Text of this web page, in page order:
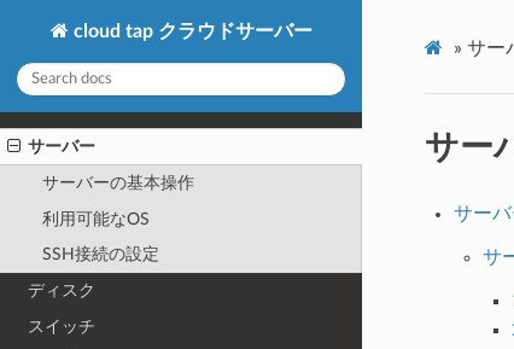
cloud tap クラウドサーバー
サーバー
サーバーの基本操作
利用可能なOS
SSH接続の設定
ディスク
スイッチ
» サー
サー
サー
サ